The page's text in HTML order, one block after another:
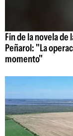
Fin de la novela de
Peñarol: "La
momento"